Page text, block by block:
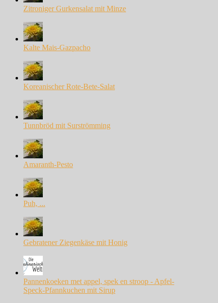
Zitroniger Gurkensalat mit Minze
Kalte Mais-Gazpacho
Koreanischer Rote-Bete-Salat
Tunnbröd mit Surströmming
Amaranth-Pesto
Puh, ...
Gebratener Ziegenkäse mit Honig
Pannenkoeken met appel, spek en stroop - Apfel-
Speck-Pfannkuchen mit Sirup